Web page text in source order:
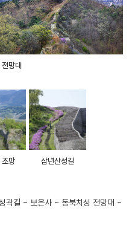
망대
망 삼년산성길
곽길 ~ 보은사 ~ 동북치성 전망대 ~